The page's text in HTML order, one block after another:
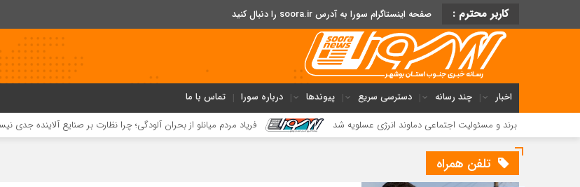
کاربر محترم : صفحه اینستاگرام سورا به آدرس soora.ir را دنبال کنید
اخبار چند رسانه دسترسی سریع پیوندها درباره سورا تماس با ما
و مسئولیت اجتماعی دماوند انرژی عسلویه شد فریاد مردم میانلو از بحران آلودگی؛ چرا نظارت بر صنایع آلاینده جدی نیست؟
تلفن همراه